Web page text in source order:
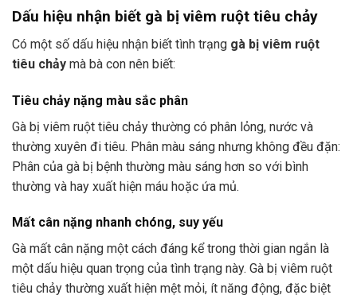
Dấu hiệu nhận biết gà bị viêm ruột tiêu chảy
Có một số dấu hiệu nhận biết tình trạng gà bị viêm ruột
tiêu chảy mà bà con nên biết:
Tiêu chảy nặng màu sắc phân
Gà bị viêm ruột tiêu chảy thường có phân lỏng, nước và
thường xuyên đi tiêu. Phân màu sáng nhưng không đều đặn:
Phân của gà bị bệnh thường màu sáng hơn so với bình
thường và hay xuất hiện máu hoặc ứa mủ.
Mất cân nặng nhanh chóng, suy yếu
Gà mất cân nặng một cách đáng kể trong thời gian ngắn là
một dấu hiệu quan trọng của tình trạng này. Gà bị viêm ruột
tiêu chảy thường xuất hiện mệt mỏi, ít năng động, đặc biệt